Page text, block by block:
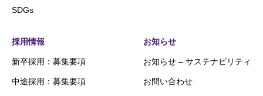
SDGs
採用情報
新卒採用：募集要項
中途採用：募集要項
お知らせ
お知らせ – サステナビリティ
お問い合わせ